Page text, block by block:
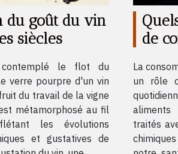
du goût du vin
siècles
contemplé le flot du
verre pourpre d'un vin
du travail de la vigne
métamorphosé au fil
les évolutions
et gustatives de
Quels
de
La
un rôle
traités